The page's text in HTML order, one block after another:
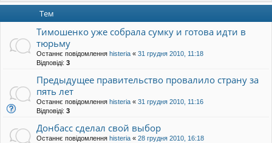
Тем
Тимошенко уже собрала сумку и готова идти в
тюрьму
Останнє повідомлення histeria « 31 грудня 2010, 11:18
Відповіді: 3
Предыдущее правительство провалило страну за
пять лет
Останнє повідомлення histeria « 31 грудня 2010, 11:16
Відповіді: 3
Донбасс сделал свой выбор
Останнє повідомлення histeria « 28 грудня 2010, 16:18